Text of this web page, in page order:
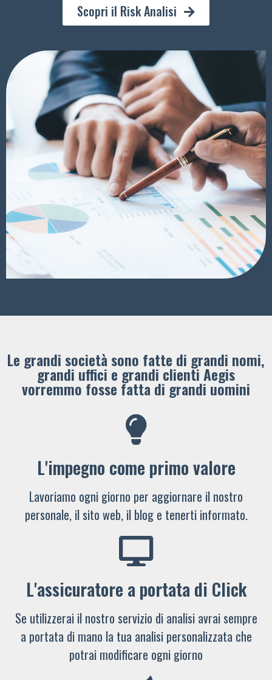
Scopri il Risk Analisi
Le grandi società sono fatte di grandi nomi,
grandi uffici e grandi clienti ​Aegis
vorremmo fosse fatta di grandi uomini
L'impegno come primo valore
Lavoriamo ogni giorno per aggiornare il nostro
personale, il sito web, il blog e tenerti informato.
L'assicuratore a portata di Click
Se utilizzerai il nostro servizio di analisi avrai sempre
a portata di mano la tua analisi personalizzata che
potrai modificare ogni giorno